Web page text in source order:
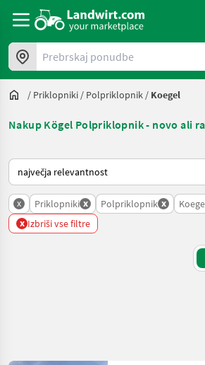
Prebrskaj ponudbe
/ Priklopniki / Polpriklopnik / Koegel
Nakup Kögel Polpriklopnik - novo ali
Tako je razvrščeno na Landwirt.com
x Priklopniki x Polpriklopnik x
x Izbriši vse filtre